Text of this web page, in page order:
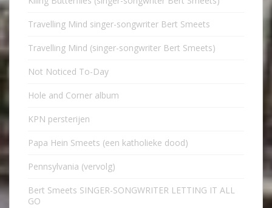
Travelling Mind singer-songwriter Bert Smeets
Travelling Mind (singer-songwriter Bert Smeets)
Not Noticed To-Day
Hole and Corner album
KPN persterijen
Papa Hein Smeets (een katholieke dood)
Pennsylvania (vervolg)
Bert Smeets SINGER-SONGWRITER LETTING IT ALL
GO